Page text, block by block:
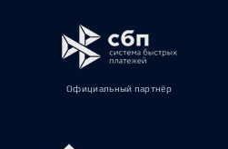
Официальный партнёр